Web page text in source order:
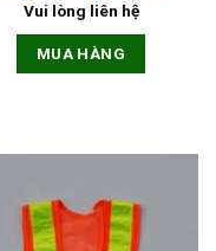
Vui lòng liên hệ
MUA HÀNG